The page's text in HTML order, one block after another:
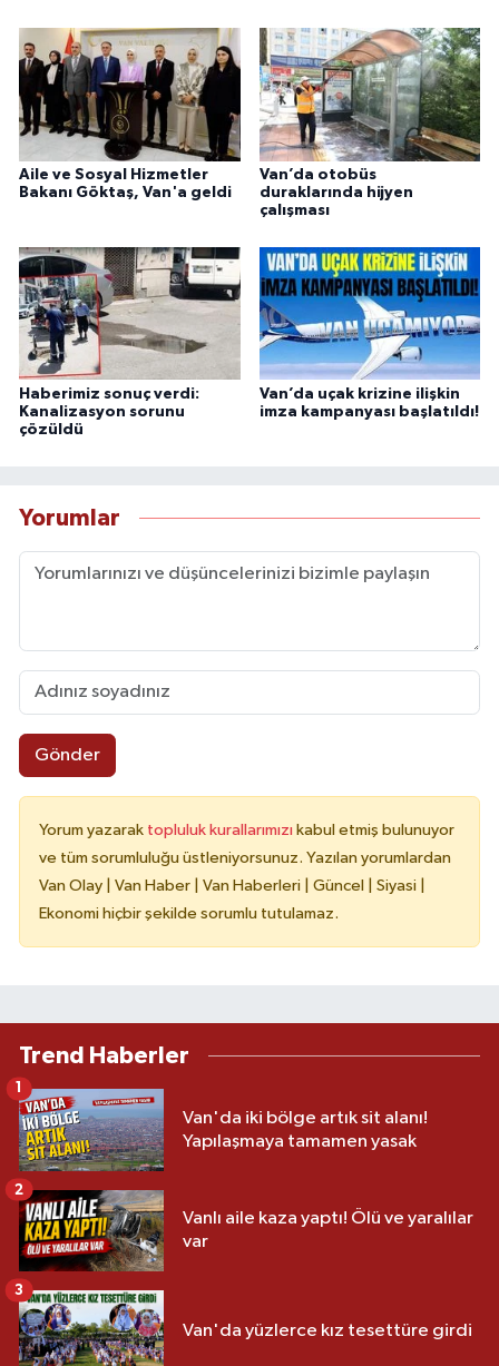
Aile ve Sosyal Hizmetler
Bakanı Göktaş, Van'a geldi
Van’da otobüs
duraklarında hijyen
çalışması
Haberimiz sonuç verdi:
Kanalizasyon sorunu
çözüldü
Van’da uçak krizine ilişkin
imza kampanyası başlatıldı!
Yorumlar
Gönder
Yorum yazarak topluluk kurallarımızı kabul etmiş bulunuyor
ve tüm sorumluluğu üstleniyorsunuz. Yazılan yorumlardan
Van Olay | Van Haber | Van Haberleri | Güncel | Siyasi |
Ekonomi hiçbir şekilde sorumlu tutulamaz.
Trend Haberler
Van'da iki bölge artık sit alanı!
Yapılaşmaya tamamen yasak
Vanlı aile kaza yaptı! Ölü ve yaralılar
var
2
Van'da yüzlerce kız tesettüre girdi
3